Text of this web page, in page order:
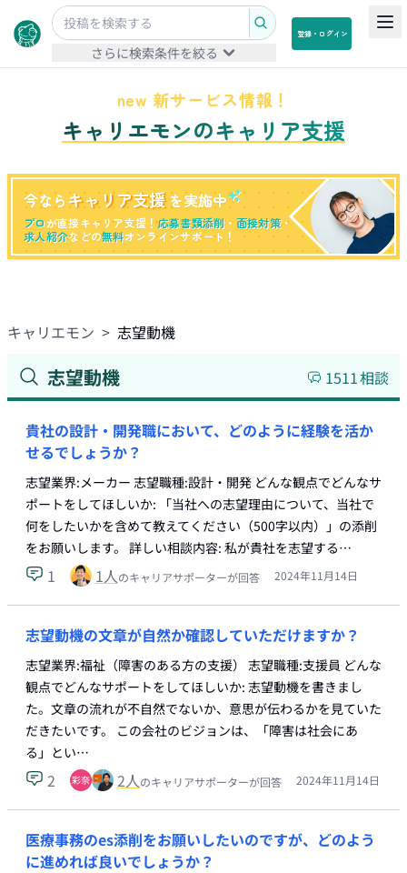
さらに検索条件を絞る
登録・ログイン
new 新サービス情報！
キャリエモンのキャリア支援
今なら キャリア支援 を実施中
プロが直接キャリア支援！応募書類添削 ・ 面接対策・
求人紹介などの無料オンラインサポート！
キャリエモン > 志望動機
志望動機 1511相談
貴社の設計・開発職において、どのように経験を活か
せるでしょうか？
志望業界:メーカー 志望職種:設計・開発 どんな観点でどんなサ
ポートをしてほしいか: 「当社への志望理由について、当社で
何をしたいかを含めて教えてください（500字以内）」の添削
をお願いします。 詳しい相談内容: 私が貴社を志望する…
1 1人のキャリアサポーターが回答 2024年11月14日
志望動機の文章が自然か確認していただけますか？
志望業界:福祉（障害のある方の支援） 志望職種:支援員 どんな
観点でどんなサポートをしてほしいか: 志望動機を書きまし
た。文章の流れが不自然でないか、意思が伝わるかを見ていた
だきたいです。 この会社のビジョンは、「障害は社会にあ
る」とい…
2 2人のキャリアサポーターが回答 2024年11月14日
医療事務のes添削をお願いしたいのですが、どのよう
に進めれば良いでしょうか？